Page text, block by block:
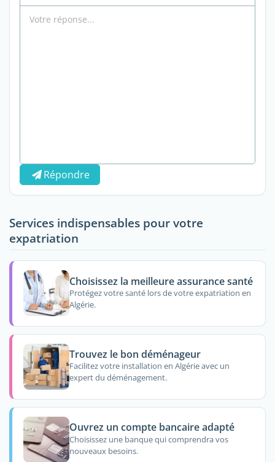
Répondre
Services indispensables pour votre
expatriation
Choisissez la meilleure assurance santé
Protégez votre santé lors de votre expatriation en
Algérie.
Trouvez le bon déménageur
Facilitez votre installation en Algérie avec un
expert du déménagement.
Ouvrez un compte bancaire adapté
Choisissez une banque qui comprendra vos
nouveaux besoins.